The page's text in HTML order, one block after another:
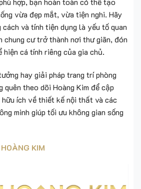
vừa đẹp mắt, vừa tiện nghi. Hãy
và tính tiện dụng là yếu tố quan
chung cư trở thành nơi thư giãn, đón
cá tính riêng của gia chủ.
hay giải pháp trang trí phòng
quên theo dõi Hoàng Kim để cập
ích về thiết kế nội thất và các
minh giúp tối ưu không gian sống
HOÀNG KIM